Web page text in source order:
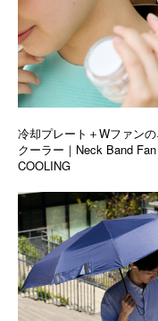
冷却プレート＋Wファン
クーラー｜Neck Band Fan
COOLING